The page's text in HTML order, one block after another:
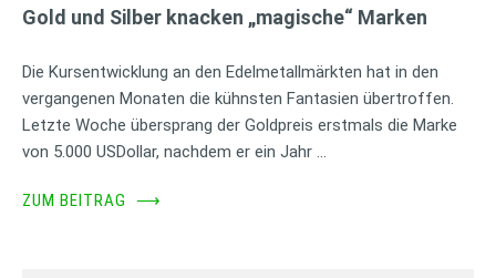
Gold und Silber knacken „magische“ Marken
Die Kursentwicklung an den Edelmetallmärkten hat in den
vergangenen Monaten die kühnsten Fantasien übertroffen.
Letzte Woche übersprang der Goldpreis erstmals die Marke
von 5.000 USDollar, nachdem er ein Jahr …
ZUM BEITRAG ⟶